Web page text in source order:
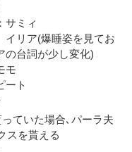
サミィ
を見てお
の台詞が少し変化)
モ
ート
ていた場合､パーラ夫
スを貰える